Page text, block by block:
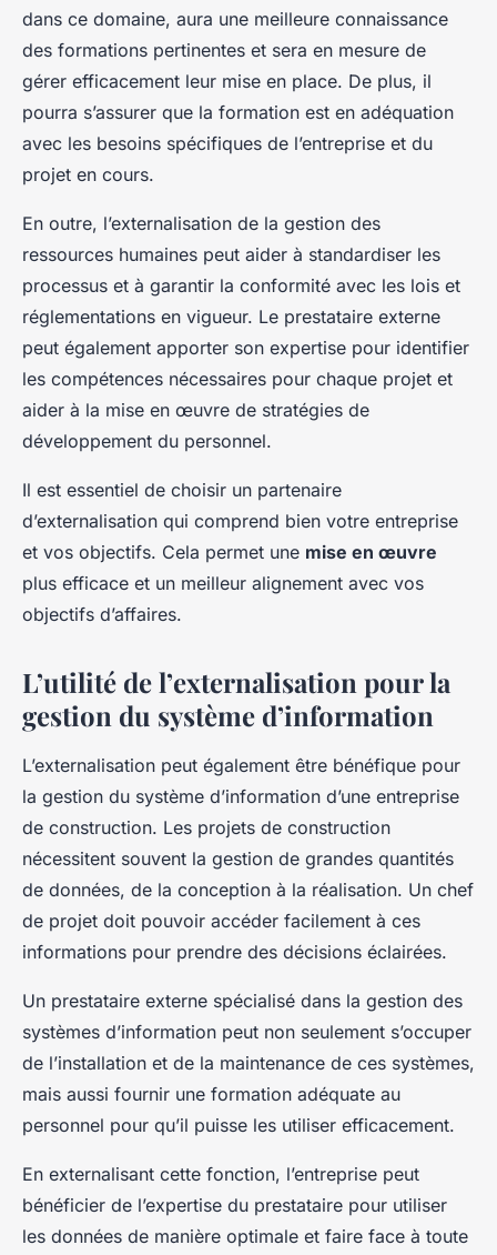
dans ce domaine, aura une meilleure connaissance
des formations pertinentes et sera en mesure de
gérer efficacement leur mise en place. De plus, il
pourra s’assurer que la formation est en adéquation
avec les besoins spécifiques de l’entreprise et du
projet en cours.
En outre, l’externalisation de la gestion des
ressources humaines peut aider à standardiser les
processus et à garantir la conformité avec les lois et
réglementations en vigueur. Le prestataire externe
peut également apporter son expertise pour identifier
les compétences nécessaires pour chaque projet et
aider à la mise en œuvre de stratégies de
développement du personnel.
Il est essentiel de choisir un partenaire
d’externalisation qui comprend bien votre entreprise
et vos objectifs. Cela permet une mise en œuvre
plus efficace et un meilleur alignement avec vos
objectifs d’affaires.
L’utilité de l’externalisation pour la
gestion du système d’information
L’externalisation peut également être bénéfique pour
la gestion du système d’information d’une entreprise
de construction. Les projets de construction
nécessitent souvent la gestion de grandes quantités
de données, de la conception à la réalisation. Un chef
de projet doit pouvoir accéder facilement à ces
informations pour prendre des décisions éclairées.
Un prestataire externe spécialisé dans la gestion des
systèmes d’information peut non seulement s’occuper
de l’installation et de la maintenance de ces systèmes,
mais aussi fournir une formation adéquate au
personnel pour qu’il puisse les utiliser efficacement.
En externalisant cette fonction, l’entreprise peut
bénéficier de l’expertise du prestataire pour utiliser
les données de manière optimale et faire face à toute